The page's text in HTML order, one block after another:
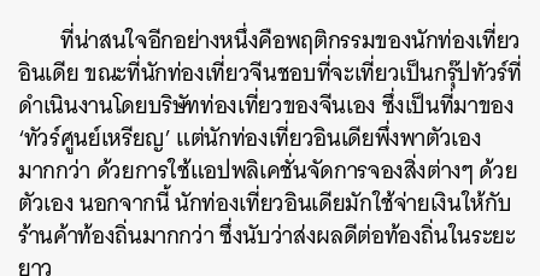
ที่น่าสนใจอีกอย่างหนึ่งคือพฤติกรรมของนักท่องเที่ยว
อินเดียขณะที่นักท่องเที่ยวจีนชอบที่จะเที่ยวเป็นกรุ๊ปทัวร์ที่
ดำเนินงานโดยบริษัทท่องเที่ยวของจีนเองซึ่งเป็นที่มาของ
‘ทัวร์ศูนย์เหรียญ’แต่นักท่องเที่ยวอินเดียพึ่งพาตัวเอง
มากกว่า ด้วยการใช้แอปพลิเคชั่นจัดการจองสิ่งต่างๆด้วย
ตัวเองนอกจากนี้นักท่องเที่ยวอินเดียมักใช้จ่ายเงินให้กับ
ร้านค้าท้องถิ่นมากกว่าซึ่งนับว่าส่งผลดีต่อท้องถิ่นในระยะ
ค้นหา
SHARE TWEET LINE EMAIL